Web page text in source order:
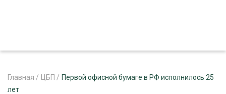
Главная / ЦБП / Первой офисной бумаге в РФ исполнилось 25
лет